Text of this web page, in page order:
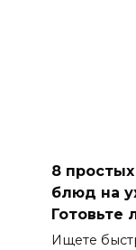
8
блюд на
Готовьте
Ищете